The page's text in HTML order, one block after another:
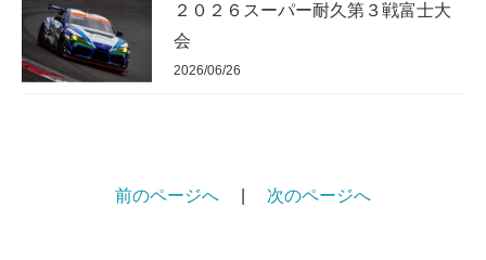
２０２６スーパー耐久第３戦富士大
会
2026/06/26
前のページへ 次のページへ